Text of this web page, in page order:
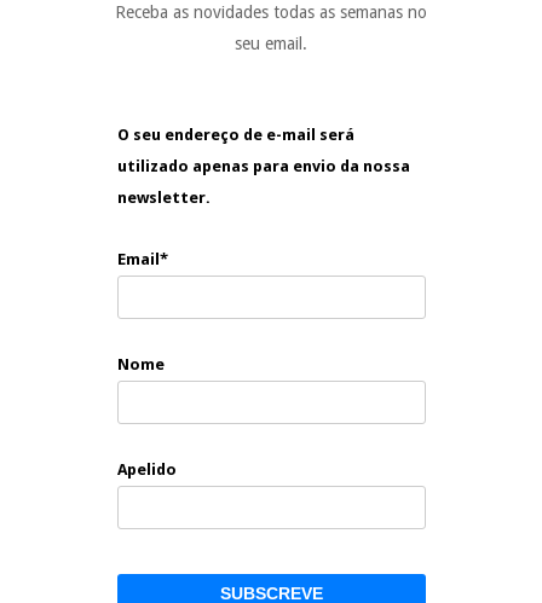
Receba as novidades todas as semanas no
seu email.
O seu endereço de e-mail será
utilizado apenas para envio da nossa
newsletter.
Email*
Nome
Apelido